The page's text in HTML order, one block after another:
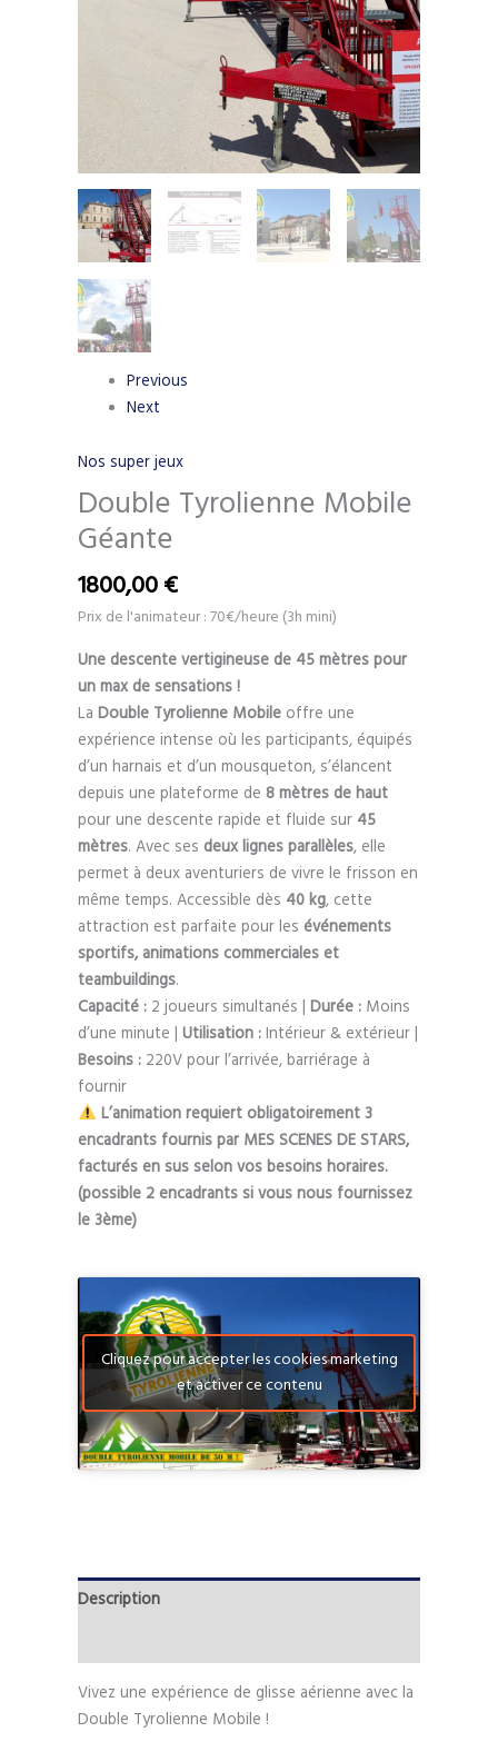
Previous
Next
Nos super jeux
Double Tyrolienne Mobile
Géante
1800,00 €
Prix de l'animateur : 70€/heure (3h mini)
Une descente vertigineuse de 45 mètres pour
un max de sensations !
La Double Tyrolienne Mobile offre une
expérience intense où les participants, équipés
d’un harnais et d’un mousqueton, s’élancent
depuis une plateforme de 8 mètres de haut
pour une descente rapide et fluide sur 45
mètres. Avec ses deux lignes parallèles, elle
permet à deux aventuriers de vivre le frisson en
même temps. Accessible dès 40 kg, cette
attraction est parfaite pour les événements
sportifs, animations commerciales et
teambuildings.
Capacité : 2 joueurs simultanés | Durée : Moins
d’une minute | Utilisation : Intérieur & extérieur |
Besoins : 220V pour l’arrivée, barriérage à
fournir
L’animation requiert obligatoirement 3
encadrants fournis par MES SCENES DE STARS,
facturés en sus selon vos besoins horaires.
(possible 2 encadrants si vous nous fournissez
le 3ème)
Cliquez pour accepter les cookies marketing
et activer ce contenu
Description
Vivez une expérience de glisse aérienne avec la
Double Tyrolienne Mobile !